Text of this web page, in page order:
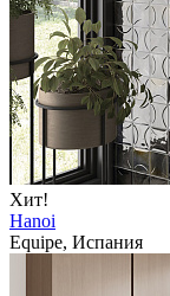
Хит!
Hanoi
Equipe, Испания